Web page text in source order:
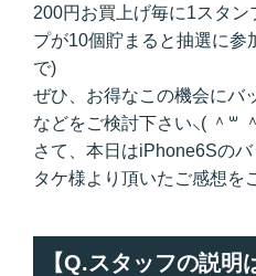
200円お買上げ毎に1スタ
プが10個貯まると抽選に
で)
ぜひ、お得なこの機会にバ
などをご検討下さい⸜( ＾꒳ ＾
さて、本日はiPhone6Sの
タケ様より頂いたご感想を
【Q.スタッフの説明